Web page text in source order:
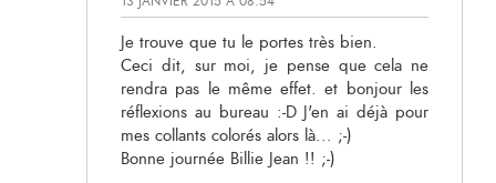
Je trouve que tu le portes très bien.
Ceci dit, sur moi, je pense que cela ne
rendra pas le même effet. et bonjour les
réflexions au bureau :-D J'en ai déjà pour
mes collants colorés alors là... ;-)
Bonne journée Billie Jean !! ;-)